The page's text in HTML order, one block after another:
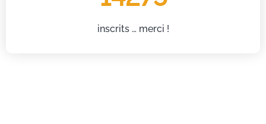
inscrits … merci !